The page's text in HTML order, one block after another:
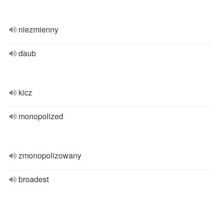
niezmienny
daub
kicz
monopolized
zmonopolizowany
broadest